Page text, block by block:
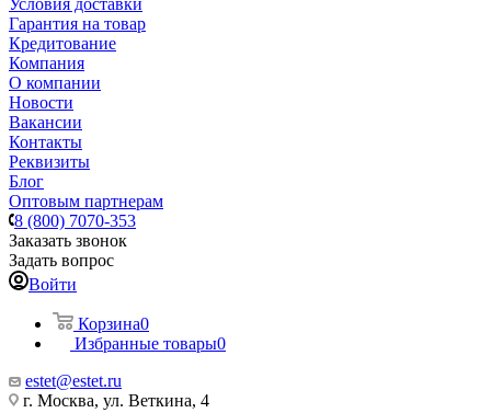
Условия доставки
Гарантия на товар
Кредитование
Компания
О компании
Новости
Вакансии
Контакты
Реквизиты
Блог
Оптовым партнерам
8 (800) 7070-353
Заказать звонок
Задать вопрос
Войти
Корзина0
Избранные товары0
estet@estet.ru
г. Москва, ул. Веткина, 4